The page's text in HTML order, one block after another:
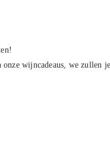
wijncadeaus, we zullen